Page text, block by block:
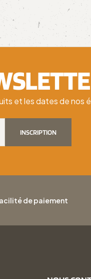
et les dates de nos
INSCRIPTION
de paiement